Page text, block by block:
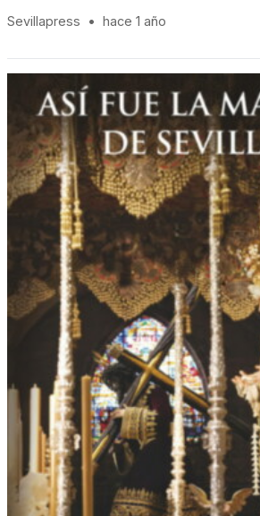
Sevillapress • hace 1 año